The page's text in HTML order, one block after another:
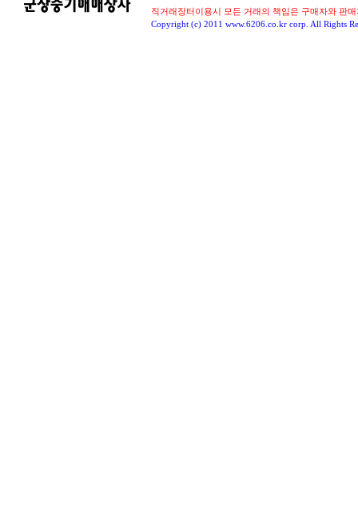
직거래장터이용시 모든 거래의 책임은 구매자와 판
Copyright (c) 2011 www.6206.co.kr corp. All Rights